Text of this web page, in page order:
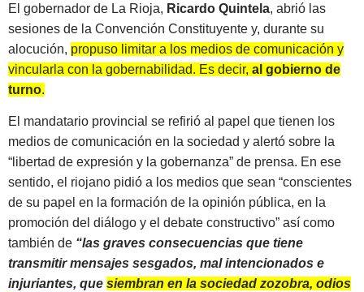
El gobernador de La Rioja, Ricardo Quintela, abrió las
sesiones de la Convención Constituyente y, durante su
alocución, propuso limitar a los medios de comunicación y
vincularla con la gobernabilidad. Es decir, al gobierno de
turno.
El mandatario provincial se refirió al papel que tienen los
medios de comunicación en la sociedad y alertó sobre la
“libertad de expresión y la gobernanza” de prensa. En ese
sentido, el riojano pidió a los medios que sean “conscientes
de su papel en la formación de la opinión pública, en la
promoción del diálogo y el debate constructivo” así como
también de “las graves consecuencias que tiene
transmitir mensajes sesgados, mal intencionados e
injuriantes, que siembran en la sociedad zozobra, odios